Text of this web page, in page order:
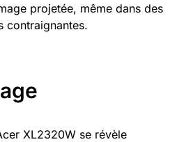
projetée, même dans des
contraignantes.
XL2320W se révèle